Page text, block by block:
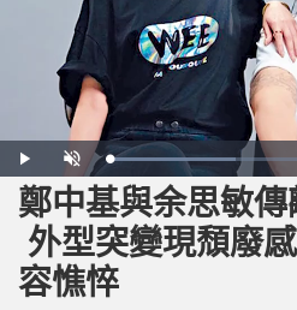
P
l
a
y
U
n
m
u
e
L
o
a
d
e
d
:
4
7
鄭中基與余思敏
外型突變現頹廢
容憔悴